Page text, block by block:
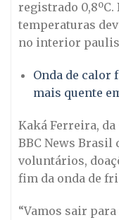
registrado 0,8ºC.
temperaturas
no interior
Onda de calor
mais quente
Kaká Ferreira, da
BBC News Brasil
voluntários,
fim da onda de
“Vamos sair